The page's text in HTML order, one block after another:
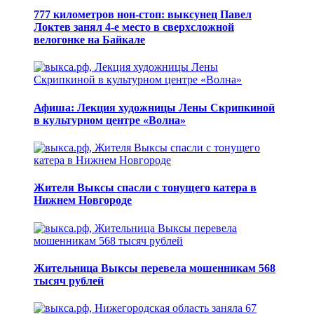
777 километров нон-стоп: выксунец Павел
Локтев занял 4-е место в сверхсложной
велогонке на Байкале
Афиша: Лекция художницы Лены Скрипкиной
в культурном центре «Волна»
Жителя Выксы спасли с тонущего катера в
Нижнем Новгороде
Жительница Выксы перевела мошенникам 568
тысяч рублей